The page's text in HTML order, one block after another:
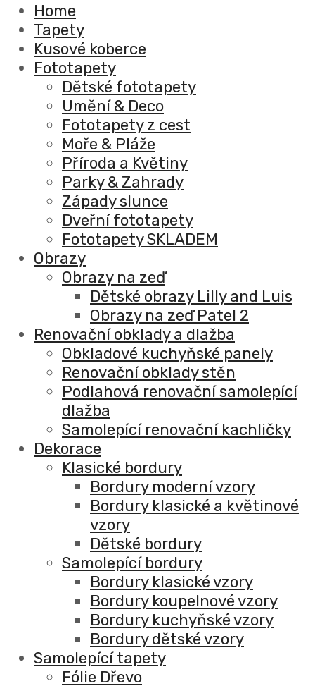
Home
Tapety
Kusové koberce
Fototapety
Dětské fototapety
Umění & Deco
Fototapety z cest
Moře & Pláže
Příroda a Květiny
Parky & Zahrady
Západy slunce
Dveřní fototapety
Fototapety SKLADEM
Obrazy
Obrazy na zeď
Dětské obrazy Lilly and Luis
Obrazy na zeď Patel 2
Renovační obklady a dlažba
Obkladové kuchyňské panely
Renovační obklady stěn
Podlahová renovační samolepící
dlažba
Samolepící renovační kachličky
Dekorace
Klasické bordury
Bordury moderní vzory
Bordury klasické a květinové
vzory
Dětské bordury
Samolepící bordury
Bordury klasické vzory
Bordury koupelnové vzory
Bordury kuchyňské vzory
Bordury dětské vzory
Samolepící tapety
Fólie Dřevo